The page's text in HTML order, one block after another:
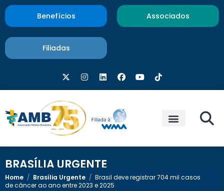
Benefícios Associados
Filiadas
BRASÍLIA URGENTE
Home / Brasília Urgente / Brasil deve registrar 704 mil casos
de câncer ao ano entre 2023 e 2025